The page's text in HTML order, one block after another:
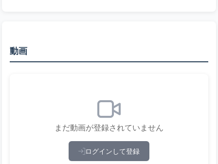
動画
まだ動画が登録されていません
ログインして登録